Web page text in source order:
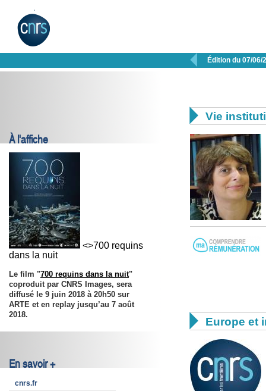
 Édition du 07/06/
À l'affiche
<>700 requins
dans la nuit
Le film "700 requins dans la nuit"
coproduit par CNRS Images, sera
diffusé le 9 juin 2018 à 20h50 sur
ARTE et en replay jusqu’au 7 août
2018.
En savoir +
cnrs.fr
 Vie
 Europe et